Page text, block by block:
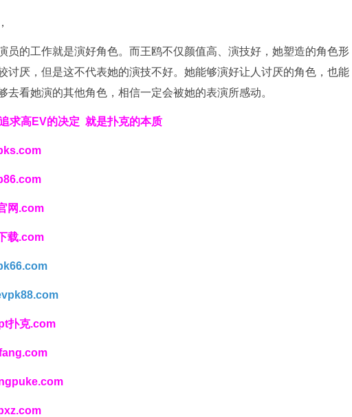
员的工作就是演好角色。而王鸥不仅颜值高、演技好，她塑造的角色形
讨厌，但是这不代表她的演技不好。她能够演好让人讨厌的角色，也能
去看她演的其他角色，相信一定会被她的表演所感动。
求高EV的决定 就是扑克的本质
网.com
载.com
扑克.com